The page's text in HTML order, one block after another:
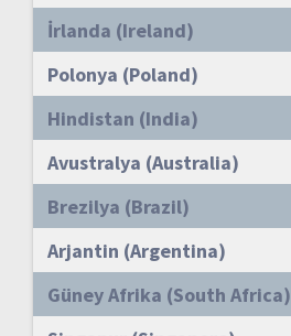
İrlanda (Ireland)
Polonya (Poland)
Hindistan (India)
Avustralya (Australia)
Brezilya (Brazil)
Arjantin (Argentina)
Güney Afrika (South Africa)